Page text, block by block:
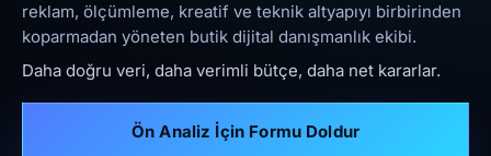
reklam, ölçümleme, kreatif ve teknik altyapıyı birbirinden
koparmadan yöneten butik dijital danışmanlık ekibi.
Daha doğru veri, daha verimli bütçe, daha net kararlar.
Ön Analiz İçin Formu Doldur